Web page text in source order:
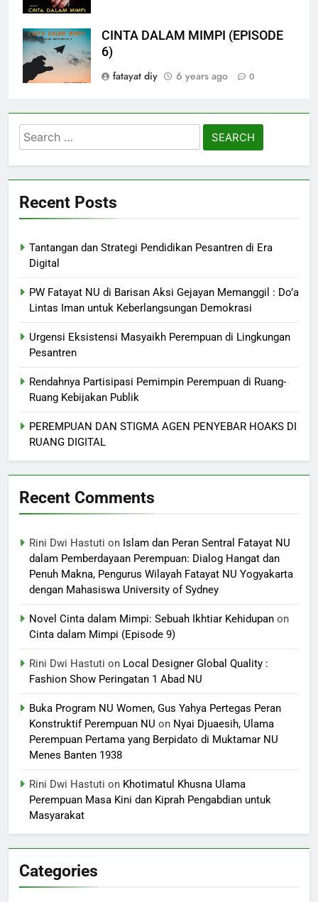
CINTA DALAM MIMPI (EPISODE
6)
fatayat diy
6 years ago 0
Search
for:
Recent Posts
Tantangan dan Strategi Pendidikan Pesantren di Era
Digital
PW Fatayat NU di Barisan Aksi Gejayan Memanggil : Do’a
Lintas Iman untuk Keberlangsungan Demokrasi
Urgensi Eksistensi Masyaikh Perempuan di Lingkungan
Pesantren
Rendahnya Partisipasi Pemimpin Perempuan di Ruang-
Ruang Kebijakan Publik
PEREMPUAN DAN STIGMA AGEN PENYEBAR HOAKS DI
RUANG DIGITAL
Recent Comments
Rini Dwi Hastuti on Islam dan Peran Sentral Fatayat NU
dalam Pemberdayaan Perempuan: Dialog Hangat dan
Penuh Makna, Pengurus Wilayah Fatayat NU Yogyakarta
dengan Mahasiswa University of Sydney
Novel Cinta dalam Mimpi: Sebuah Ikhtiar Kehidupan on
Cinta dalam Mimpi (Episode 9)
Rini Dwi Hastuti on Local Designer Global Quality :
Fashion Show Peringatan 1 Abad NU
Buka Program NU Women, Gus Yahya Pertegas Peran
Konstruktif Perempuan NU on Nyai Djuaesih, Ulama
Perempuan Pertama yang Berpidato di Muktamar NU
Menes Banten 1938
Rini Dwi Hastuti on Khotimatul Khusna Ulama
Perempuan Masa Kini dan Kiprah Pengabdian untuk
Masyarakat
Categories